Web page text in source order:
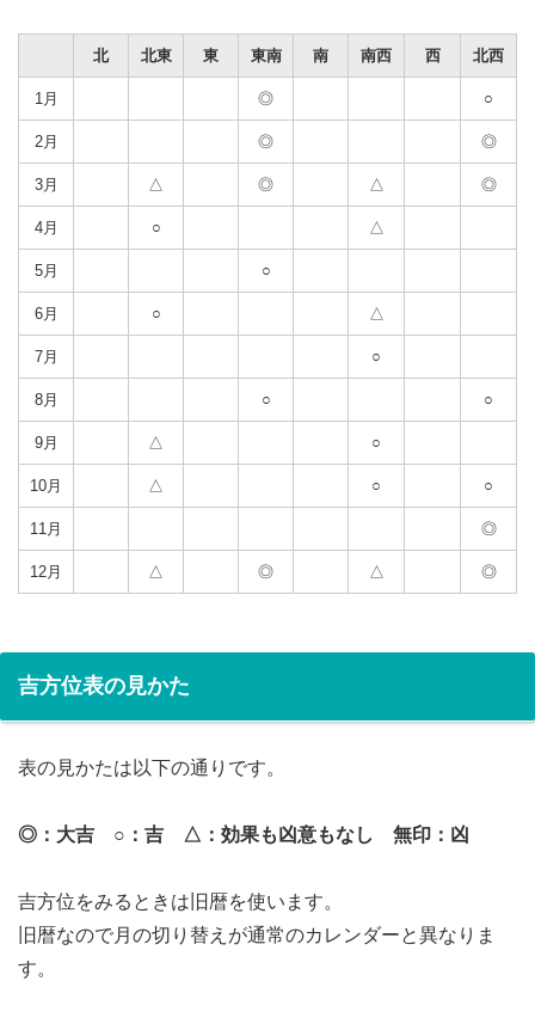
北 北東 東 東南 南 南西 西 北西
1月 ◎ ○
2月 ◎ ◎
3月 △ ◎ △ ◎
4月 ○ △
5月 ○
6月 ○ △
7月 ○
8月 ○ ○
9月 △ ○
10月 △ ○ ○
11月 ◎
12月 △ ◎ △ ◎
吉方位表の見かた
表の見かたは以下の通りです。
◎：大吉 ○：吉 △：効果も凶意もなし 無印：凶
吉方位をみるときは旧暦を使います。
旧暦なので月の切り替えが通常のカレンダーと異なりま
す。